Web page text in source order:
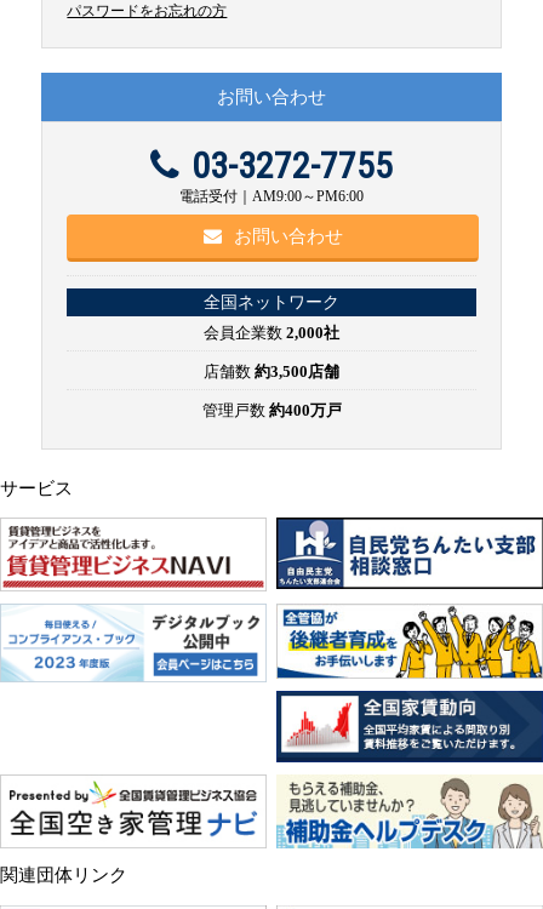
パスワードをお忘れの方
お問い合わせ
03-3272-7755
電話受付｜AM9:00～PM6:00
お問い合わせ
全国ネットワーク
会員企業数 2,000社
店舗数 約3,500店舗
管理戸数 約400万戸
サービス
関連団体リンク